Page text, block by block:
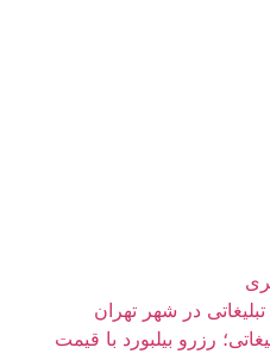
در شهر تهران
رزرو بیلبورد با قیمت